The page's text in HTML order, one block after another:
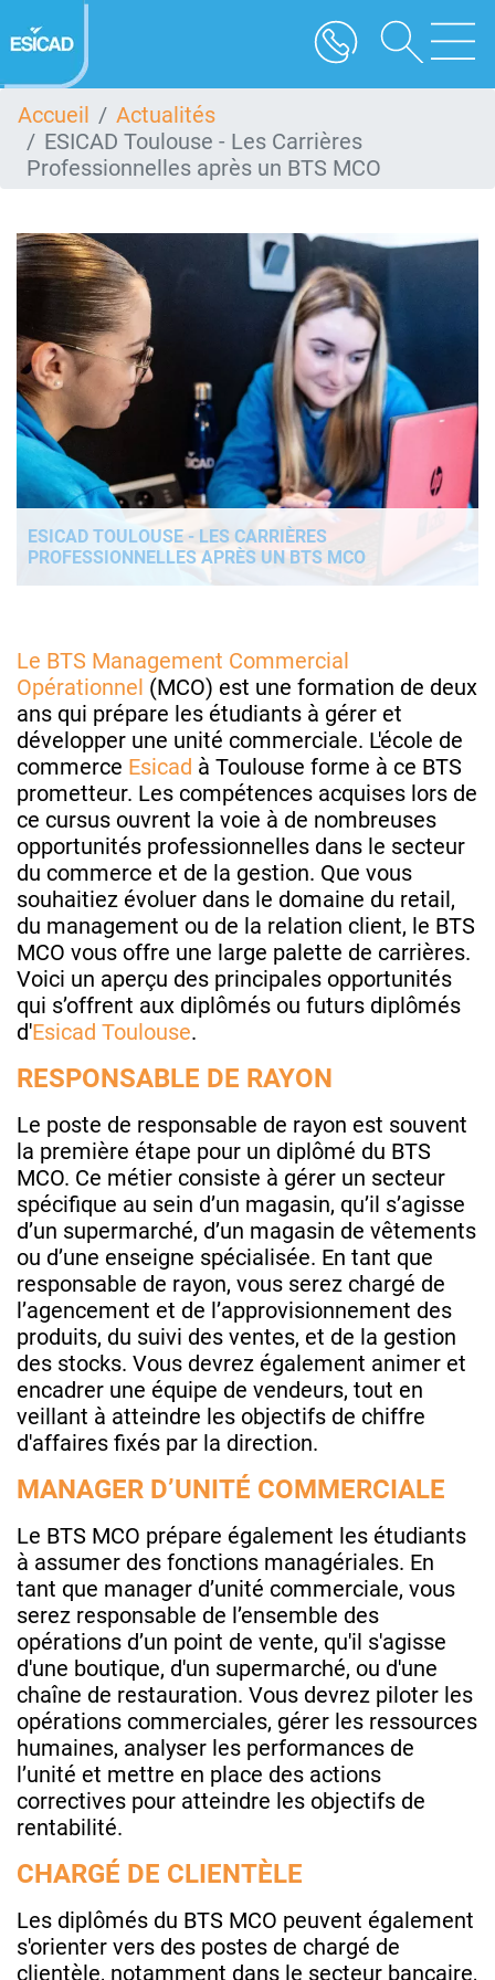
au
contenu
Accueil
Actualités
ESICAD Toulouse - Les Carrières
Professionnelles après un BTS MCO
ESICAD TOULOUSE - LES CARRIÈRES
PROFESSIONNELLES APRÈS UN BTS MCO
Le BTS Management Commercial
Opérationnel (MCO) est une formation de deux
ans qui prépare les étudiants à gérer et
développer une unité commerciale. L'école de
commerce Esicad à Toulouse forme à ce BTS
prometteur. Les compétences acquises lors de
ce cursus ouvrent la voie à de nombreuses
opportunités professionnelles dans le secteur
du commerce et de la gestion. Que vous
souhaitiez évoluer dans le domaine du retail,
du management ou de la relation client, le BTS
MCO vous offre une large palette de carrières.
Voici un aperçu des principales opportunités
qui s’offrent aux diplômés ou futurs diplômés
d'Esicad Toulouse.
RESPONSABLE DE RAYON
Le poste de responsable de rayon est souvent
la première étape pour un diplômé du BTS
MCO. Ce métier consiste à gérer un secteur
spécifique au sein d’un magasin, qu’il s’agisse
d’un supermarché, d’un magasin de vêtements
ou d’une enseigne spécialisée. En tant que
responsable de rayon, vous serez chargé de
l’agencement et de l’approvisionnement des
produits, du suivi des ventes, et de la gestion
des stocks. Vous devrez également animer et
encadrer une équipe de vendeurs, tout en
veillant à atteindre les objectifs de chiffre
d'affaires fixés par la direction.
MANAGER D’UNITÉ COMMERCIALE
Le BTS MCO prépare également les étudiants
à assumer des fonctions managériales. En
tant que manager d’unité commerciale, vous
serez responsable de l’ensemble des
opérations d’un point de vente, qu'il s'agisse
d'une boutique, d'un supermarché, ou d'une
chaîne de restauration. Vous devrez piloter les
opérations commerciales, gérer les ressources
humaines, analyser les performances de
l’unité et mettre en place des actions
correctives pour atteindre les objectifs de
rentabilité.
CHARGÉ DE CLIENTÈLE
Les diplômés du BTS MCO peuvent également
s'orienter vers des postes de chargé de
clientèle, notamment dans le secteur bancaire,